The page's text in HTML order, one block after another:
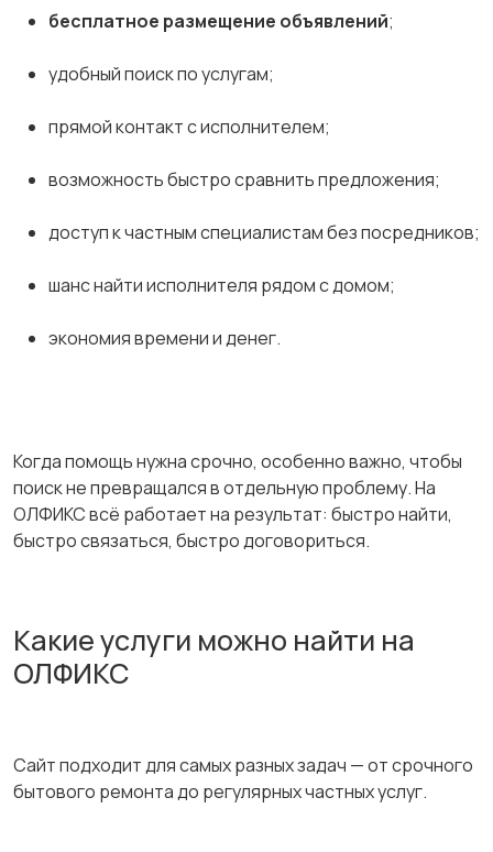
бесплатное размещение объявлений;
удобный поиск по услугам;
прямой контакт с исполнителем;
возможность быстро сравнить предложения;
доступ к частным специалистам без посредников;
шанс найти исполнителя рядом с домом;
экономия времени и денег.
Когда помощь нужна срочно, особенно важно, чтобы
поиск не превращался в отдельную проблему. На
ОЛФИКС всё работает на результат: быстро найти,
быстро связаться, быстро договориться.
Какие услуги можно найти на
ОЛФИКС
Сайт подходит для самых разных задач — от срочного
бытового ремонта до регулярных частных услуг.